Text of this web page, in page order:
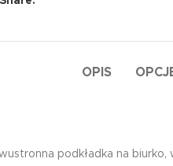
OPIS
podkładka na